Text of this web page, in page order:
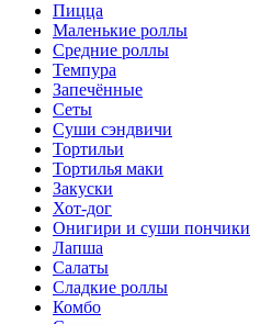
Пицца
Маленькие роллы
Средние роллы
Темпура
Запечённые
Сеты
Суши сэндвичи
Тортильи
Тортилья маки
Закуски
Хот-дог
Онигири и суши пончики
Лапша
Салаты
Сладкие роллы
Комбо